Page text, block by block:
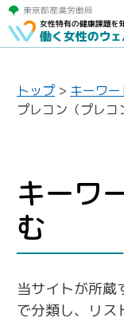
トップ > キーワ
プレコン（プレコ
キーワ
む
当サイトが所蔵
で分類し、リス